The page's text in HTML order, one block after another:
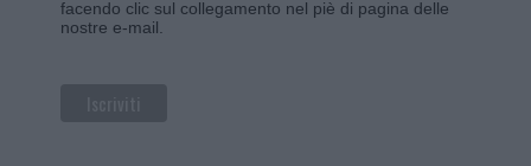
facendo clic sul collegamento nel piè di pagina delle
nostre e-mail.